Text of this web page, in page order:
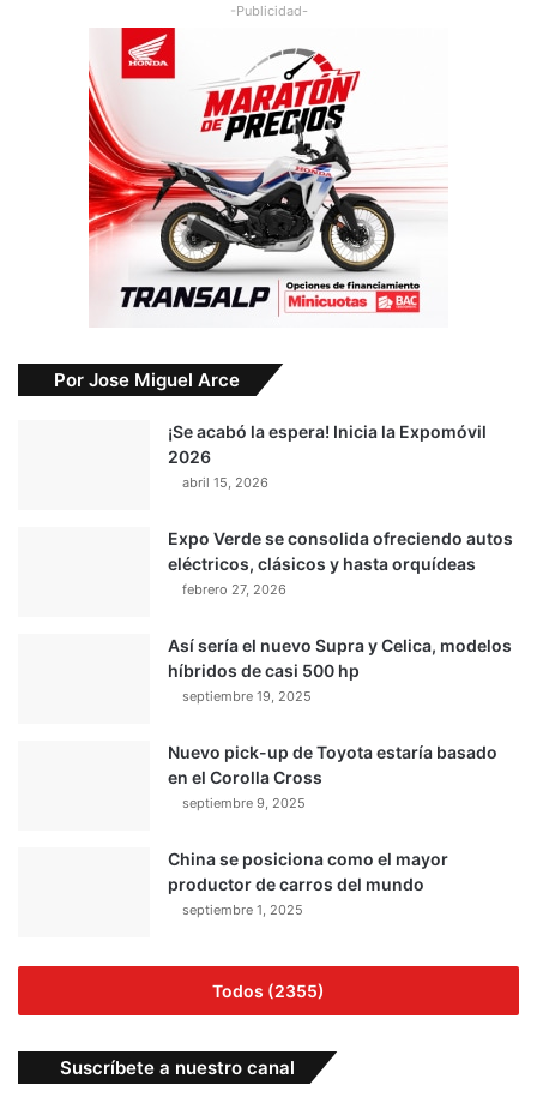
-Publicidad-
Por Jose Miguel Arce
¡Se acabó la espera! Inicia la Expomóvil
2026
abril 15, 2026
Expo Verde se consolida ofreciendo autos
eléctricos, clásicos y hasta orquídeas
febrero 27, 2026
Así sería el nuevo Supra y Celica, modelos
híbridos de casi 500 hp
septiembre 19, 2025
Nuevo pick-up de Toyota estaría basado
en el Corolla Cross
septiembre 9, 2025
China se posiciona como el mayor
productor de carros del mundo
septiembre 1, 2025
Todos (2355)
Suscríbete a nuestro canal